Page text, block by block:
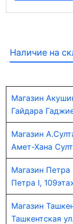
Наличие на
Магазин
Гайдара
Магазин
Амет-Хана
Магазин Петра
Петра I,
Магазин
Ташкентская